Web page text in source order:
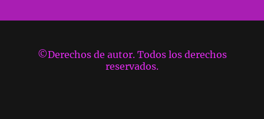
©Derechos de autor. Todos los derechos
reservados.